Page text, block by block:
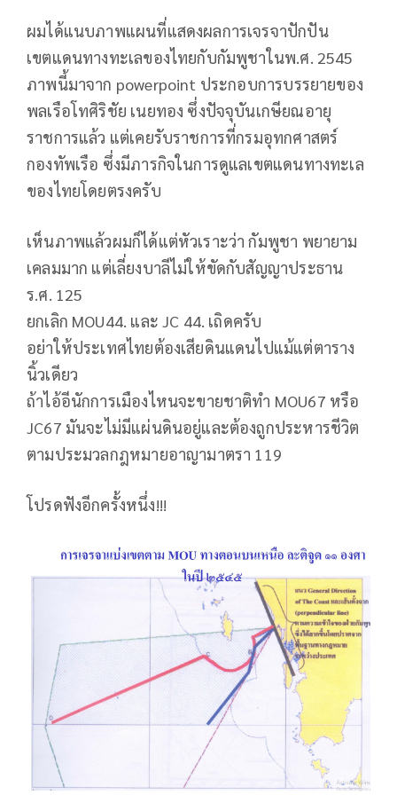
ผมได้แนบภาพแผนที่แสดงผลการเจรจาปักปัน
เขตแดนทางทะเลของไทยกับกัมพูชาในพ.ศ. 2545
ภาพนี้มาจาก powerpoint ประกอบการบรรยายของ
พลเรือโทศิริชัย เนยทอง ซึ่งปัจจุบันเกษียณอายุ
ราชการแล้ว แต่เคยรับราชการที่กรมอุทกศาสตร์
กองทัพเรือ ซึ่งมีภารกิจในการดูแลเขตแดนทางทะเล
ของไทยโดยตรงครับ
เห็นภาพแล้วผมก็ได้แต่หัวเราะว่า กัมพูชา พยายาม
เคลมมาก แต่เลี่ยงบาลีไม่ให้ขัดกับสัญญาประธาน
ร.ศ. 125
ยกเลิก MOU44. และ JC 44. เถิดครับ
อย่าให้ประเทศไทยต้องเสียดินแดนไปแม้แต่ตาราง
นิ้วเดียว
ถ้าไอ้อีนักการเมืองไหนจะขายชาติทำ MOU67 หรือ
JC67 มันจะไม่มีแผ่นดินอยู่และต้องถูกประหารชีวิต
ตามประมวลกฎหมายอาญามาตรา 119
โปรดฟังอีกครั้งหนึ่ง!!!